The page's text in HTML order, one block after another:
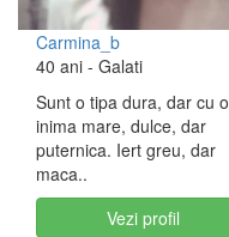
Carmina_b
40 ani - Galati
Sunt o tipa dura, dar cu o
inima mare, dulce, dar
puternica. Iert greu, dar
maca..
Vezi profil